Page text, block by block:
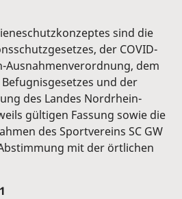
sind die
der COVID-
Ausnahmenverordnung, dem
und der
des Landes Nordrhein-
gültigen Fassung sowie die
des Sportvereins SC GW
mit der örtlichen